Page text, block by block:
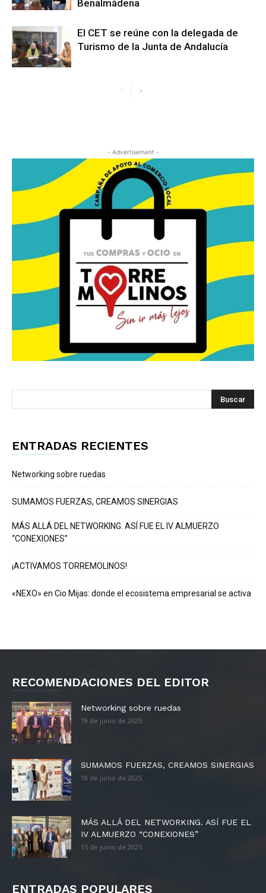
Benalmádena
El CET se reúne con la delegada de
Turismo de la Junta de Andalucía
- Advertisement -
ENTRADAS RECIENTES
Networking sobre ruedas
SUMAMOS FUERZAS, CREAMOS SINERGIAS
MÁS ALLÁ DEL NETWORKING. ASÍ FUE EL IV ALMUERZO
“CONEXIONES”
¡ACTIVAMOS TORREMOLINOS!
«NEXO» en Cio Mijas: donde el ecosistema empresarial se activa
RECOMENDACIONES DEL EDITOR
Networking sobre ruedas
19 de junio de 2025
SUMAMOS FUERZAS, CREAMOS SINERGIAS
18 de junio de 2025
MÁS ALLÁ DEL NETWORKING. ASÍ FUE EL
IV ALMUERZO “CONEXIONES”
15 de junio de 2025
ENTRADAS POPULARES